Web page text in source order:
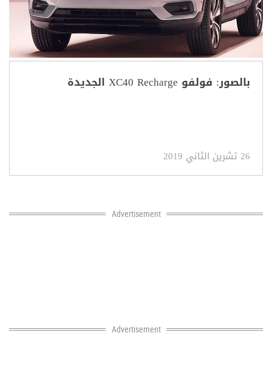
بالصور: فولفو XC40 Recharge الجديدة
26 تشرين الثاني 2019
Advertisement
Advertisement